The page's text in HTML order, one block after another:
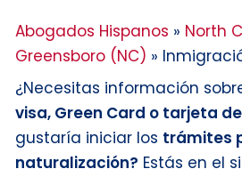
Abogados Hispanos » North
Greensboro (NC) »
¿Necesitas información
visa, Green Card o tarjeta
gustaría iniciar los trámites
naturalización? Estás en el